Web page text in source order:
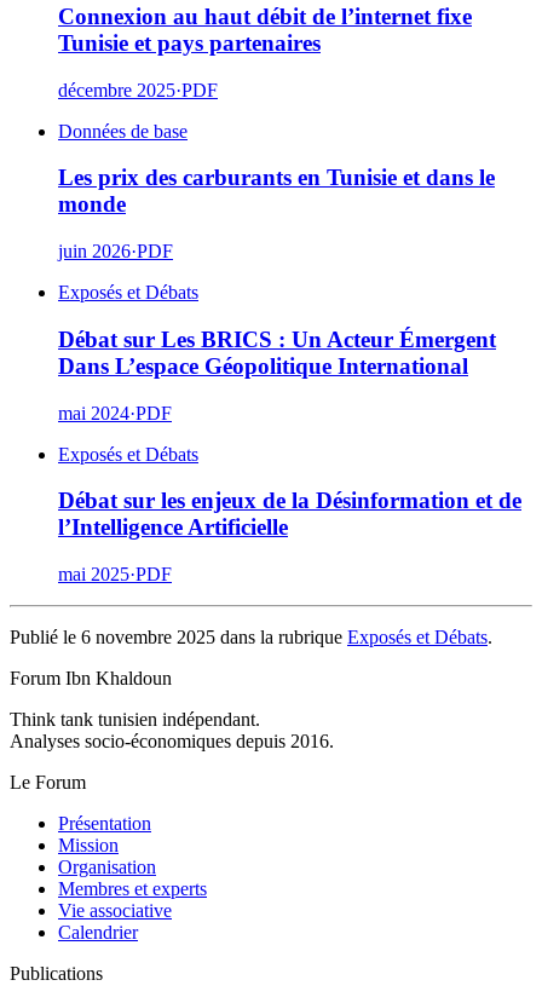
Connexion au haut débit de l’internet fixe
Tunisie et pays partenaires
décembre 2025·PDF
Données de base
Les prix des carburants en Tunisie et dans le
monde
juin 2026·PDF
Exposés et Débats
Débat sur Les BRICS : Un Acteur Émergent
Dans L’espace Géopolitique International
mai 2024·PDF
Exposés et Débats
Débat sur les enjeux de la Désinformation et de
l’Intelligence Artificielle
mai 2025·PDF
Publié le 6 novembre 2025 dans la rubrique Exposés et Débats.
Forum Ibn Khaldoun
Think tank tunisien indépendant.
Analyses socio-économiques depuis 2016.
Le Forum
Présentation
Mission
Organisation
Membres et experts
Vie associative
Calendrier
Publications